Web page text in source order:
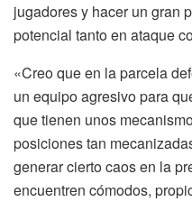
jugadores y hacer un gran
potencial tanto en ataque
«Creo que en la parcela
un equipo agresivo para
que tienen unos
posiciones tan
generar cierto caos en la
encuentren cómodos,